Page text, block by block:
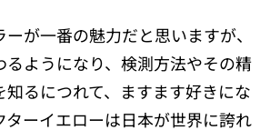
が一番の魅力だと思いますが、
るようになり、検測方法やその精
知るにつれて、ますます好きにな
ターイエローは日本が世界に誇れ